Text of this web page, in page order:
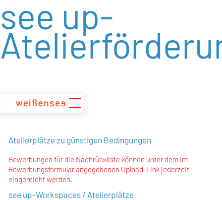
Inhalt
see up-
Atelierplätze zu günstigen Bedingungen
Bewerbungen für die Nachrückliste können unter dem im
Bewerbungsformular angegebenen Upload-Link jederzeit
eingereicht werden.
see up-Workspaces / Atelierplätze